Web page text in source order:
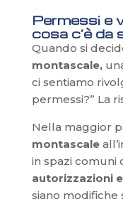
Permessi e
cosa c’è da
Quando si
montascale,
ci sentiamo
permessi?” La
Nella maggior
montascale
in spazi comuni
autorizzazioni
siano modifiche